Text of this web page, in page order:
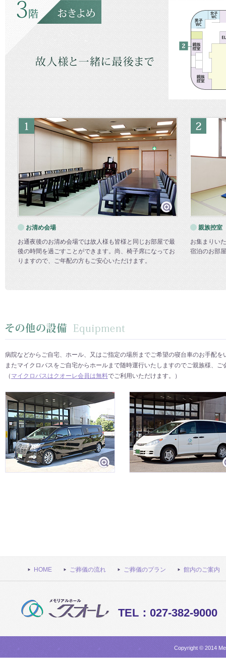
お清め会場
お通夜後のお清め会場では故人様も皆様と同じお部屋で最
後の時間を過ごすことができます。尚、椅子席になってお
りますので、ご年配の方もご安心いただけます。
親族控室
お集まりい
宿泊のお部
病院などからご自宅、ホール、又はご指定の場所までご希望の寝台車のお手配を
またマイクロバスをご自宅からホールまで随時運行いたしますのでご親族様、
（ マイクロバスはクオーレ会員は無料でご利用いただけます。）
HOME ご葬儀の流れ ご葬儀のプラン 館内のご案内
TEL：027-382-9000
Copyright © 2014